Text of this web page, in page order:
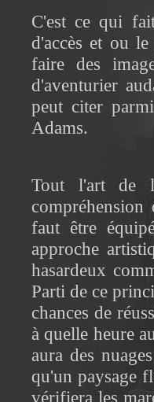
C'est ce qui
d'accès et ou
faire des
d'aventurier
peut citer
Adams.
Tout l'art de
faut être
approche
hasardeux
Parti de ce
chances de
à quelle heure
aura des
qu'un paysage
vérifiera les